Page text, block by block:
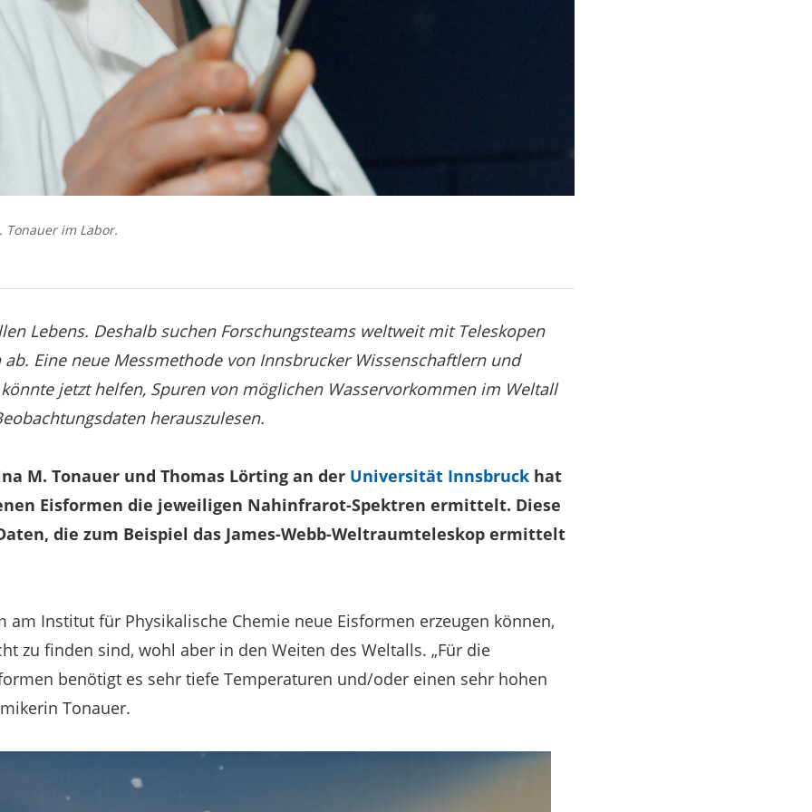
im Labor.
Lebens. Deshalb suchen Forschungsteams weltweit mit Teleskopen
Eine neue Messmethode von Innsbrucker Wissenschaftlern und
jetzt helfen, Spuren von möglichen Wasservorkommen im Weltall
herauszulesen.
M. Tonauer und Thomas Lörting an der Universität Innsbruck hat
Eisformen die jeweiligen Nahinfrarot-Spektren ermittelt. Diese
die zum Beispiel das James-Webb-Weltraumteleskop ermittelt
am Institut für Physikalische Chemie neue Eisformen erzeugen können,
zu finden sind, wohl aber in den Weiten des Weltalls. „Für die
benötigt es sehr tiefe Temperaturen und/oder einen sehr hohen
Tonauer.